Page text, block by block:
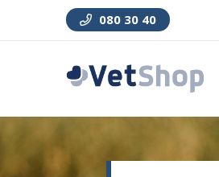
080 30 40